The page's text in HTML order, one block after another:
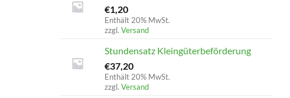
€1,20
Enthält 20% MwSt.
zzgl. Versand
Stundensatz Kleingüterbeförderung
€37,20
Enthält 20% MwSt.
zzgl. Versand